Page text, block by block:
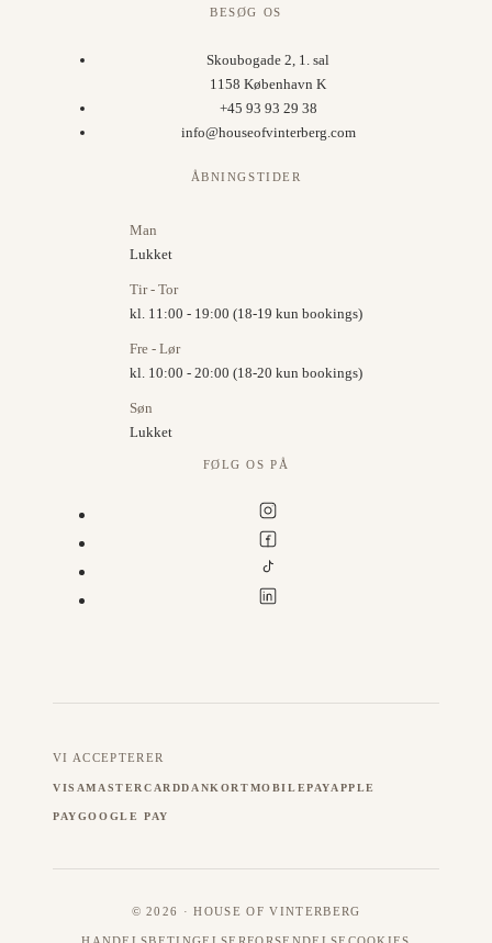
BESØG OS
Skoubogade 2, 1. sal
1158 København K
+45 93 93 29 38
info@houseofvinterberg.com
ÅBNINGSTIDER
Man
Lukket
Tir - Tor
kl. 11:00 - 19:00 (18-19 kun bookings)
Fre - Lør
kl. 10:00 - 20:00 (18-20 kun bookings)
Søn
Lukket
FØLG OS PÅ
VI ACCEPTERER
VISAMASTERCARDDANKORTMOBILEPAYAPPLE
PAYGOOGLE PAY
© 2026 · HOUSE OF VINTERBERG